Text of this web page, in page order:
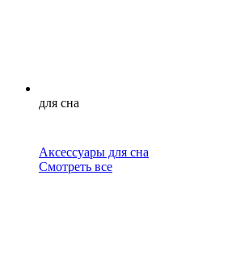
для сна
Аксессуары для сна
Смотреть все